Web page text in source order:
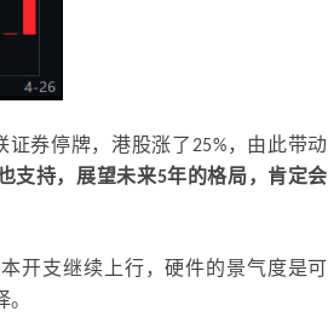
证券停牌，港股涨了 25%， 由此带动
支持，展望未来5年的格局，肯定会
开支继续上行，硬件的景气度是可